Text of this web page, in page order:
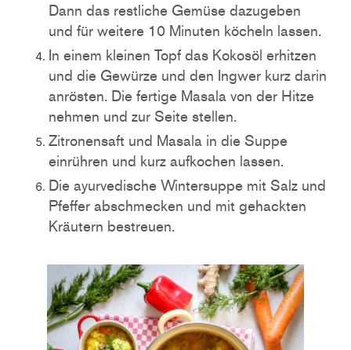
Dann das restliche Gemüse dazugeben
und für weitere 10 Minuten köcheln lassen.
In einem kleinen Topf das Kokosöl erhitzen
und die Gewürze und den Ingwer kurz darin
anrösten. Die fertige Masala von der Hitze
nehmen und zur Seite stellen.
Zitronensaft und Masala in die Suppe
einrühren und kurz aufkochen lassen.
Die ayurvedische Wintersuppe mit Salz und
Pfeffer abschmecken und mit gehackten
Kräutern bestreuen.